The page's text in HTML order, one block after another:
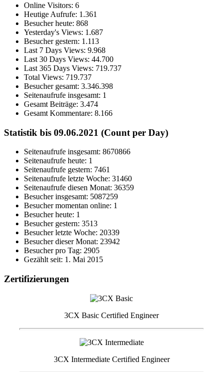
Online Visitors: 6
Heutige Aufrufe: 1.361
Besucher heute: 868
Yesterday's Views: 1.687
Besucher gestern: 1.113
Last 7 Days Views: 9.968
Last 30 Days Views: 44.700
Last 365 Days Views: 719.737
Total Views: 719.737
Besucher gesamt: 3.346.398
Seitenaufrufe insgesamt: 1
Gesamt Beiträge: 3.474
Gesamt Kommentare: 8.166
Statistik bis 09.06.2021 (Count per Day)
Seitenaufrufe insgesamt: 8670866
Seitenaufrufe heute: 1
Seitenaufrufe gestern: 7461
Seitenaufrufe letzte Woche: 31460
Seitenaufrufe diesen Monat: 36359
Besucher insgesamt: 5087259
Besucher momentan online: 1
Besucher heute: 1
Besucher gestern: 3513
Besucher letzte Woche: 20339
Besucher dieser Monat: 23942
Besucher pro Tag: 2905
Gezählt seit: 1. Mai 2015
Zertifizierungen
3CX Basic Certified Engineer
3CX Intermediate Certified Engineer